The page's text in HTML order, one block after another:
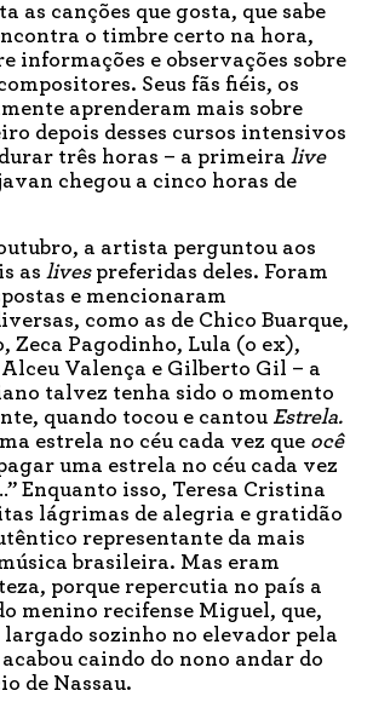
as canções que gosta, que sabe
o timbre certo na hora,
informações e observações sobre
Seus fãs fiéis, os
aprenderam mais sobre
depois desses cursos intensivos
três horas – a primeira live
chegou a cinco horas de
a artista perguntou aos
as livespreferidas deles. Foram
e mencionaram
como as de Chico Buarque,
Zeca Pagodinho, Lula (o ex),
Valença e Gilberto Gil – a
talvez tenha sido o momento
quando tocou e cantou Estrela.
estrela no céu cada vez que ocê
uma estrela no céu cada vez
Enquanto isso, Teresa Cristina
lágrimas de alegria e gratidão
representante da mais
brasileira. Mas eram
porque repercutia no país a
menino recifense Miguel, que,
largado sozinho no elevador pela
caindo do nono andar do
de Nassau.